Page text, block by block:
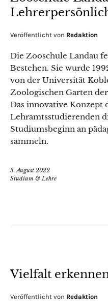
Veröffentlicht von Redaktion
Die Zooschule Landau
Bestehen. Sie wurde
von der Universität
Zoologischen Garten
Das innovative Konzept
Lehramtsstudierenden
Studiumsbeginn an
sammeln.
3. August 2022
Studium & Lehre
Vielfalt
Veröffentlicht von Redaktion